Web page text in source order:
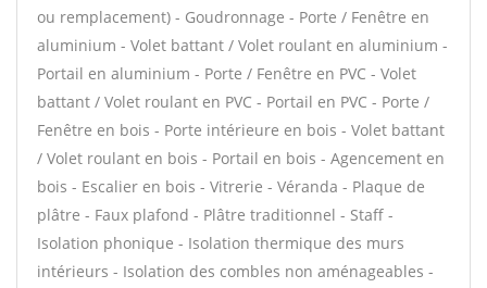
ou remplacement) - Goudronnage - Porte / Fenêtre en
aluminium - Volet battant / Volet roulant en aluminium -
Portail en aluminium - Porte / Fenêtre en PVC - Volet
battant / Volet roulant en PVC - Portail en PVC - Porte /
Fenêtre en bois - Porte intérieure en bois - Volet battant
/ Volet roulant en bois - Portail en bois - Agencement en
bois - Escalier en bois - Vitrerie - Véranda - Plaque de
plâtre - Faux plafond - Plâtre traditionnel - Staff -
Isolation phonique - Isolation thermique des murs
intérieurs - Isolation des combles non aménageables -